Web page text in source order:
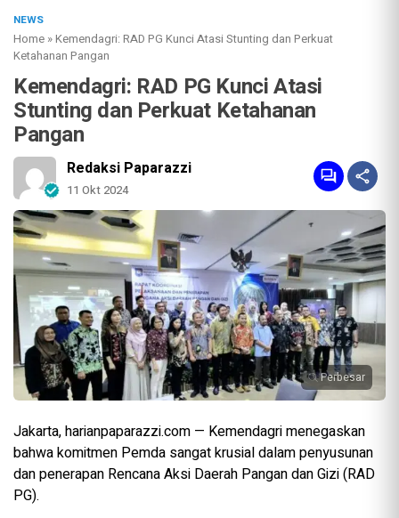
NEWS
Home »Kemendagri: RAD PG Kunci Atasi Stunting dan Perkuat
Ketahanan Pangan
Kemendagri: RAD PG Kunci Atasi
Stunting dan Perkuat Ketahanan
Pangan
Redaksi Paparazzi
11 Okt 2024
Perbesar
Jakarta, harianpaparazzi.com — Kemendagri menegaskan
bahwa komitmen Pemda sangat krusial dalam penyusunan
dan penerapan Rencana Aksi Daerah Pangan dan Gizi (RAD
PG).